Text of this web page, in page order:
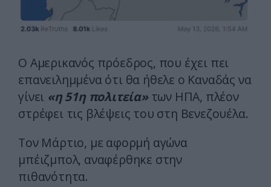
Ο Αμερικανός πρόεδρος, που έχει πει
επανειλημμένα ότι θα ήθελε ο Καναδάς να
γίνει «η 51η πολιτεία»των ΗΠΑ, πλέον
στρέφει τις βλέψεις του στη Βενεζουέλα.
Τον Μάρτιο, με αφορμή αγώνα
μπέιζμπολ, αναφέρθηκε στην
πιθανότητα.